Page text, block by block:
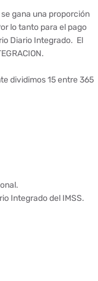
gana una proporción
lo tanto para el pago
Diario Integrado. El
dividimos 15 entre 365
Integrado del IMSS.